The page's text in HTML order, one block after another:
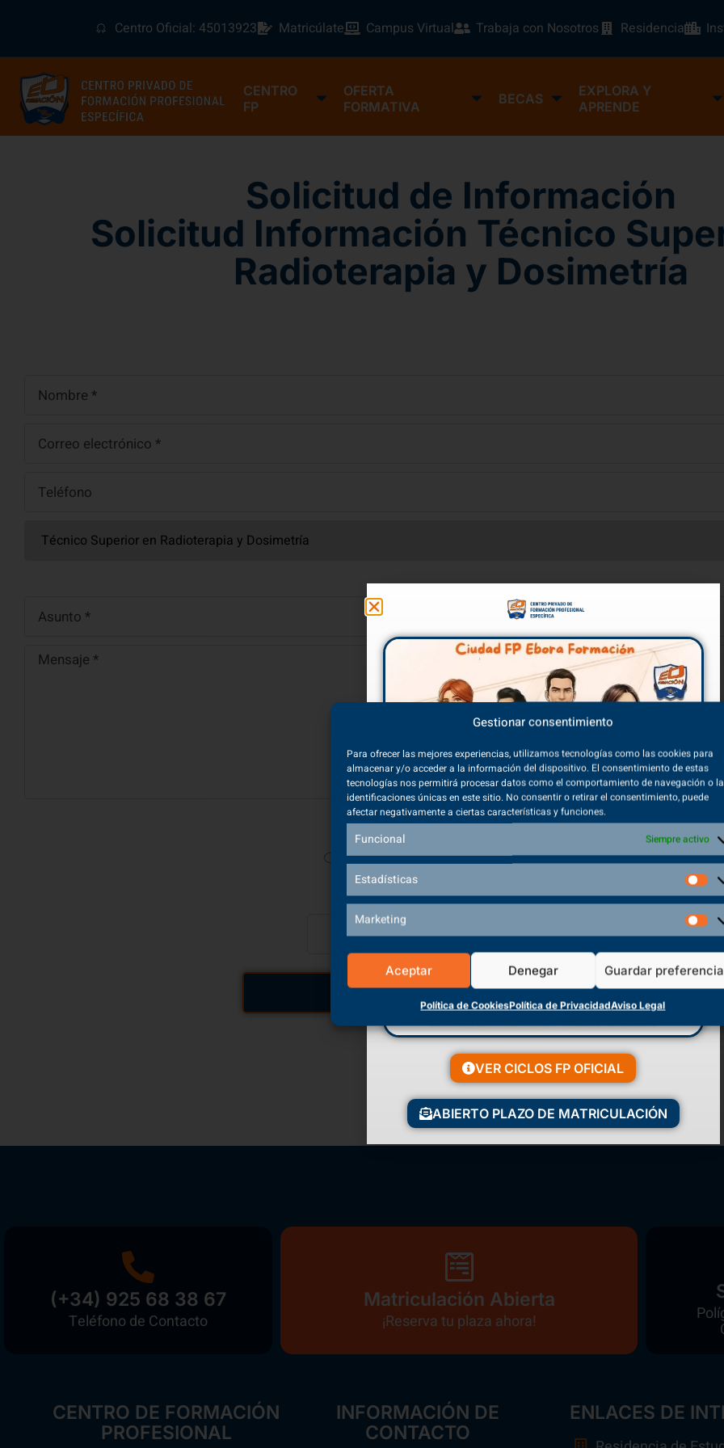
Gestionar consentimiento
Para ofrecer las mejores experiencias, utilizamos tecnologías como las cookies para
almacenar y/o acceder a la información del dispositivo. El consentimiento de estas
tecnologías nos permitirá procesar datos como el comportamiento de navegación o
identificaciones únicas en este sitio. No consentir o retirar el consentimiento, puede
afectar negativamente a ciertas características y funciones.
Funcional Siempre activo
Estadísticas
Marketing
Aceptar Denegar Guardar
Política de CookiesPolítica de PrivacidadAviso Legal
Centro Oficial: 45013923 Matricúlate Campus Virtual Trabaja con Nosotros Residencia
CENTRO
FP
OFERTA
FORMATIVA
BECAS
EXPLORA Y
APRENDE
Solicitud de Información
Solicitud Información Técnico
Radioterapia y Dosimetría
Ver información sobre protección de datos
¿Cuál número es el siguiente 2, 4, 6...?
(+34) 925 68 38 67
Teléfono de Contacto
Matriculación Abierta
¡Reserva tu plaza ahora!
CENTRO DE FORMACIÓN
PROFESIONAL
INFORMACIÓN DE
CONTACTO
ENLACES DE
VER CICLOS FP OFICIAL
ABIERTO PLAZO DE MATRICULACIÓN